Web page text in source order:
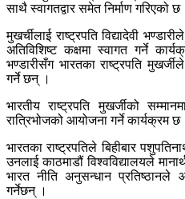
साथै स्वागतद्वार समेत निर्माण गरिएको छ
मुखर्चीलाई राष्ट्रपति विद्यादेवी
अतिविशिष्ट कक्षमा स्वागत गर्ने
भण्डारीसँग भारतका राष्ट्रपति
गर्ने छन् ।
भारतीय राष्ट्रपति मुखर्जीको
रात्रिभोजको आयोजना गर्ने कार्यक्रम छ
भारतका राष्ट्रपतिले बिहीबार
उनलाई काठमाडौं विश्वविद्यालयले
भारत नीति अनुसन्धान प्रतिष्ठानले
गर्नेछन् ।